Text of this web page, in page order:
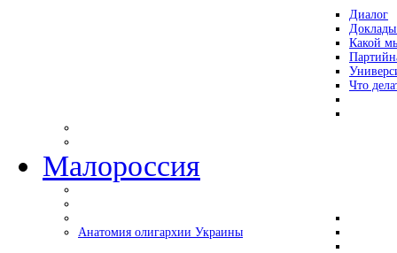
Диалог
Какой
Что
Малороссия
Анатомия олигархии Украины